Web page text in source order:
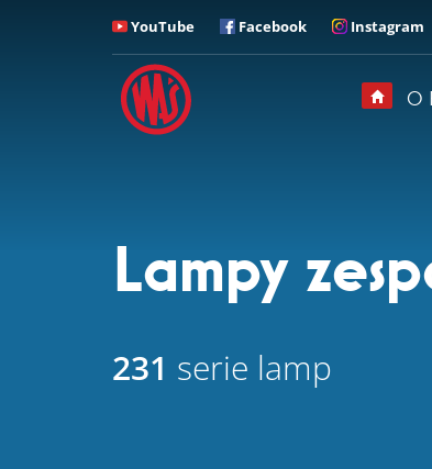
ZADZWOŃ
Z kim chciałbyś u nas
rozmawiać?
YouTube Facebook Instagram
O
Lampy
231 serie lamp